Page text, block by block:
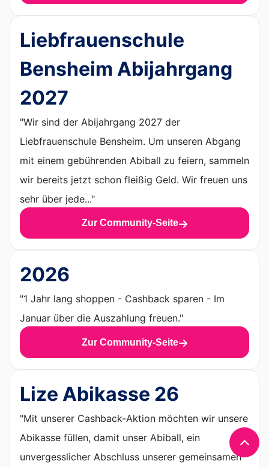
Liebfrauenschule
Bensheim Abijahrgang
2027
"Wir sind der Abijahrgang 2027 der
Liebfrauenschule Bensheim. Um unseren Abgang
mit einem gebührenden Abiball zu feiern, sammeln
wir bereits jetzt schon fleißig Geld. Wir freuen uns
sehr über jede..."
Zur Community-Seite
2026
"1 Jahr lang shoppen - Cashback sparen - Im
Januar über die Auszahlung freuen."
Zur Community-Seite
Lize Abikasse 26
"Mit unserer Cashback-Aktion möchten wir unsere
Abikasse füllen, damit unser Abiball, ein
unvergesslicher Abschluss unserer gemeinsamen